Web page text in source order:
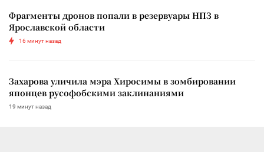
Фрагменты дронов попали в резервуары НПЗ в
Ярославской области
16 минут назад
Захарова уличила мэра Хиросимы в зомбировании
японцев русофобскими заклинаниями
19 минут назад